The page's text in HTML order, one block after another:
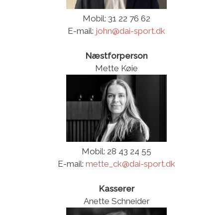
Mobil: 31 22 76 62
E-mail: john@dai-sport.dk
Næstforperson
Mette Køie
Mobil: 28 43 24 55
E-mail: mette_ck@dai-sport.dk
Kasserer
Anette Schneider